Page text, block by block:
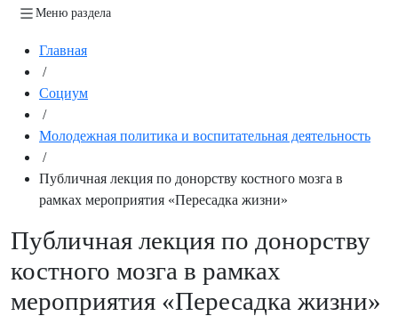
Меню раздела
Главная
/
Социум
/
Молодежная политика и воспитательная деятельность
/
Публичная лекция по донорству костного мозга в
рамках мероприятия «Пересадка жизни»
Публичная лекция по донорству
костного мозга в рамках
мероприятия «Пересадка жизни»